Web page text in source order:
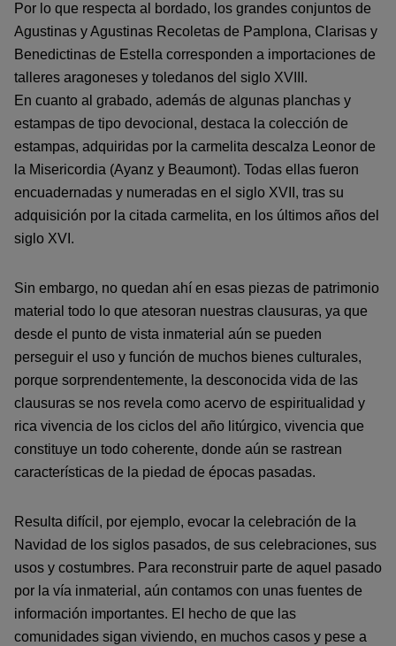
Por lo que respecta al bordado, los grandes conjuntos de
Agustinas y Agustinas Recoletas de Pamplona, Clarisas y
Benedictinas de Estella corresponden a importaciones de
talleres aragoneses y toledanos del siglo XVIII.
En cuanto al grabado, además de algunas planchas y
estampas de tipo devocional, destaca la colección de
estampas, adquiridas por la carmelita descalza Leonor de
la Misericordia (Ayanz y Beaumont). Todas ellas fueron
encuadernadas y numeradas en el siglo XVII, tras su
adquisición por la citada carmelita, en los últimos años del
siglo XVI.
Sin embargo, no quedan ahí en esas piezas de patrimonio
material todo lo que atesoran nuestras clausuras, ya que
desde el punto de vista inmaterial aún se pueden
perseguir el uso y función de muchos bienes culturales,
porque sorprendentemente, la desconocida vida de las
clausuras se nos revela como acervo de espiritualidad y
rica vivencia de los ciclos del año litúrgico, vivencia que
constituye un todo coherente, donde aún se rastrean
características de la piedad de épocas pasadas.
Resulta difícil, por ejemplo, evocar la celebración de la
Navidad de los siglos pasados, de sus celebraciones, sus
usos y costumbres. Para reconstruir parte de aquel pasado
por la vía inmaterial, aún contamos con unas fuentes de
información importantes. El hecho de que las
comunidades sigan viviendo, en muchos casos y pese a